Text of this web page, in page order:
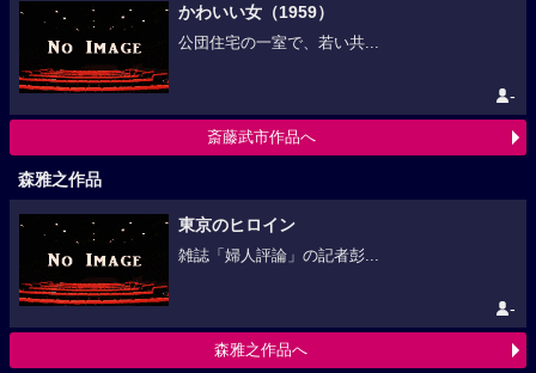
かわいい女（1959）
公団住宅の一室で、若い共...
-
斎藤武市作品へ
森雅之作品
東京のヒロイン
雑誌「婦人評論」の記者彭...
-
森雅之作品へ